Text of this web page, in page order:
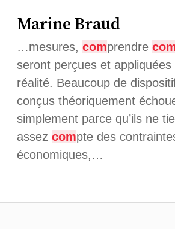
Marine Braud
…mesures, comprendre
seront perçues et appliquées
réalité. Beaucoup de
conçus théoriquement
simplement parce qu’ils ne
assez compte des
économiques,…